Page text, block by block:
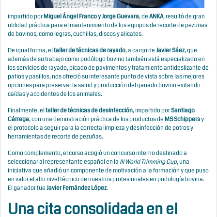
impartido porMiguel Ángel Franco y Jorge Guevara, deANKA, resultó de gran
utilidad práctica para el mantenimiento de losequipos de recorte de pezuñas
de bovinos, como legras, cuchillas, discos y alicates.
De igual forma, eltaller de técnicas de rayado, a cargo deJavier Sáez, que
además de su trabajo como podólogo bovino también está especializado en
los servicios de rayado, picado de pavimentos y tratamiento antideslizante de
patios y pasillos, nos ofreció su interesante punto de vista sobre las mejores
opciones para preservar la salud y producción del ganado bovino evitando
caídas y accidentes de los animales.
Finalmente, eltaller de técnicas de desinfección, impartido porSantiago
Cárrega, con una demostración práctica de los productos deMS Schippersy
el protocolo a seguir para la correcta limpieza y desinfección de potros y
herramientas de recorte de pezuñas.
Como complemento, el curso acogió un concurso interno destinado a
seleccionar al representante español en la III World Trimming Cup, una
iniciativa que añadió un componente de motivación a la formación y que puso
en valor el alto nivel técnico de nuestros profesionales en podología bovina.
El ganador fueJavier Fernández López.
Una cita consolidada en el